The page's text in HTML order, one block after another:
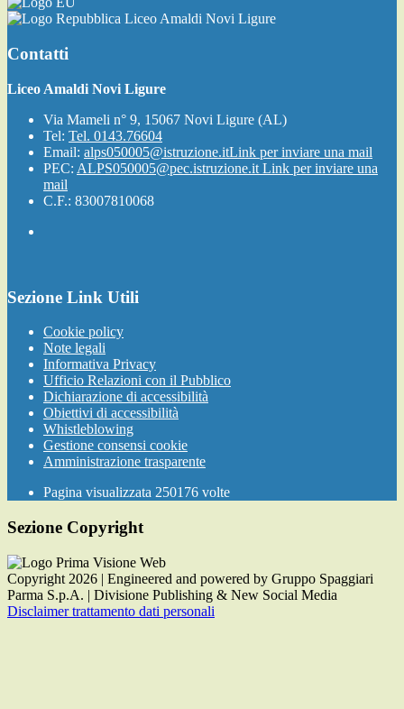
Liceo Amaldi Novi Ligure
Contatti
Liceo Amaldi Novi Ligure
Via Mameli n° 9, 15067 Novi Ligure (AL)
Tel: Tel. 0143.76604
Email: alps050005@istruzione.itLink per inviare una mail
PEC: ALPS050005@pec.istruzione.it Link per inviare una
mail
C.F.: 83007810068
Sezione Link Utili
Cookie policy
Note legali
Informativa Privacy
Ufficio Relazioni con il Pubblico
Dichiarazione di accessibilità
Obiettivi di accessibilità
Whistleblowing
Gestione consensi cookie
Amministrazione trasparente
Pagina visualizzata 250176 volte
Sezione Copyright
Copyright 2026 | Engineered and powered by Gruppo Spaggiari
Parma S.p.A. | Divisione Publishing & New Social Media
Disclaimer trattamento dati personali